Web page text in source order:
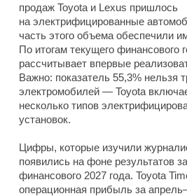
продаж Toyota и Lexus пришлось
на электрифицированные
часть этого объема обеспечили
По итогам текущего финансового
рассчитывает впервые
Важно: показатель 55,3% нельзя
электромобилей — Toyota
несколько типов
установок.
Цифры, которые изучили
появились на фоне результатов
финансового 2027 года. Toyota
операционная прибыль за